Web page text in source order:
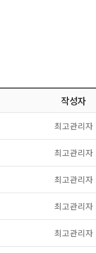
작성자
최고관리자
최고관리자
최고관리자
최고관리자
최고관리자